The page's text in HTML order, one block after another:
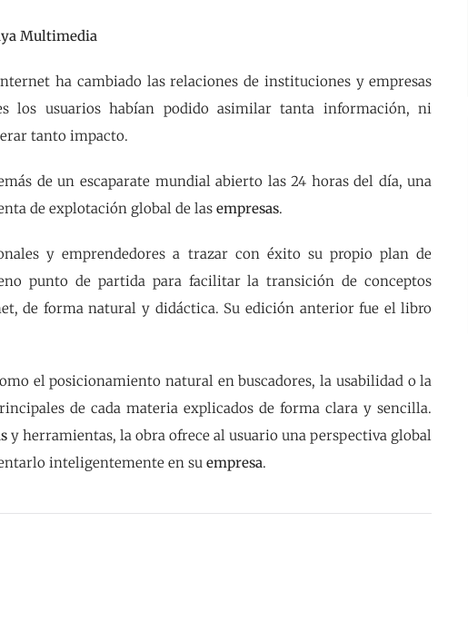
Multimedia
ha cambiado las relaciones de instituciones y empresas
los usuarios habían podido asimilar tanta información, ni
tanto impacto.
de un escaparate mundial abierto las 24 horas del día, una
de explotación global de las empresas.
y emprendedores a trazar con éxito su propio plan de
punto de partida para facilitar la transición de conceptos
de forma natural y didáctica. Su edición anterior fue el libro
el posicionamiento natural en buscadores, la usabilidad o la
de cada materia explicados de forma clara y sencilla.
y herramientas, la obra ofrece al usuario una perspectiva global
inteligentemente en su empresa.